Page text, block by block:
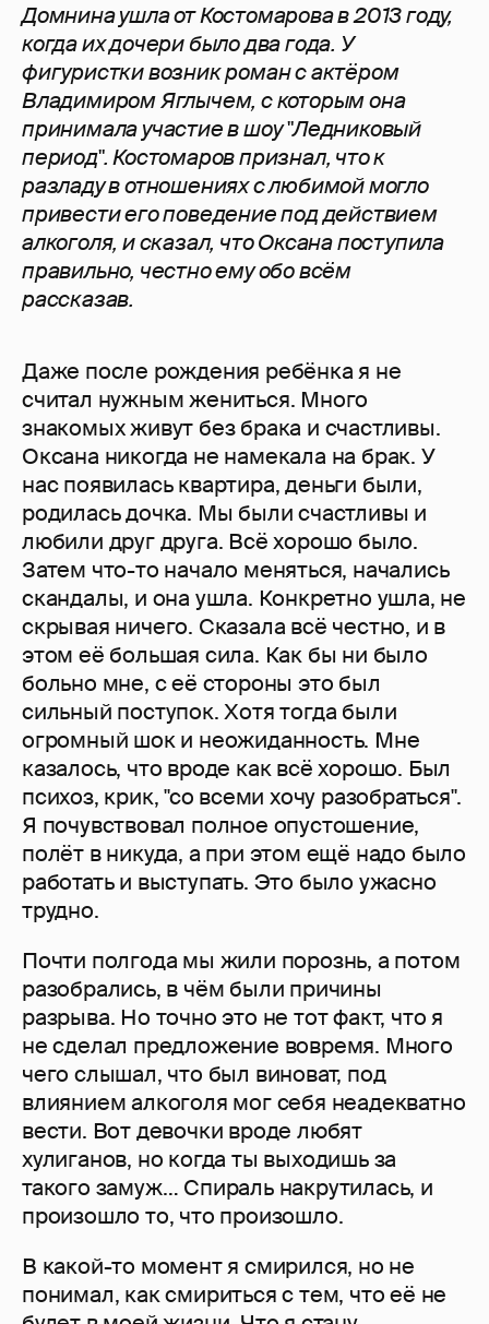
Домнина ушла от Костомарова в 2013 году,
когда их дочери было два года. У
фигуристки возник роман с актёром
Владимиром Яглычем, с которым она
принимала участие в шоу "Ледниковый
период". Костомаров признал, что к
разладу в отношениях с любимой могло
привести его поведение под действием
алкоголя, и сказал, что Оксана поступила
правильно, честно ему обо всём
рассказав.
Даже после рождения ребёнка я не
считал нужным жениться. Много
знакомых живут без брака и счастливы.
Оксана никогда не намекала на брак. У
нас появилась квартира, деньги были,
родилась дочка. Мы были счастливы и
любили друг друга. Всё хорошо было.
Затем что-то начало меняться, начались
скандалы, и она ушла. Конкретно ушла, не
скрывая ничего. Сказала всё честно, и в
этом её большая сила. Как бы ни было
больно мне, с её стороны это был
сильный поступок. Хотя тогда были
огромный шок и неожиданность. Мне
казалось, что вроде как всё хорошо. Был
психоз, крик, ''со всеми хочу разобраться''.
Я почувствовал полное опустошение,
полёт в никуда, а при этом ещё надо было
работать и выступать. Это было ужасно
трудно.
Почти полгода мы жили порознь, а потом
разобрались, в чём были причины
разрыва. Но точно это не тот факт, что я
не сделал предложение вовремя. Много
чего слышал, что был виноват, под
влиянием алкоголя мог себя неадекватно
вести. Вот девочки вроде любят
хулиганов, но когда ты выходишь за
такого замуж… Спираль накрутилась, и
произошло то, что произошло.
В какой-то момент я смирился, но не
понимал, как смириться с тем, что её не